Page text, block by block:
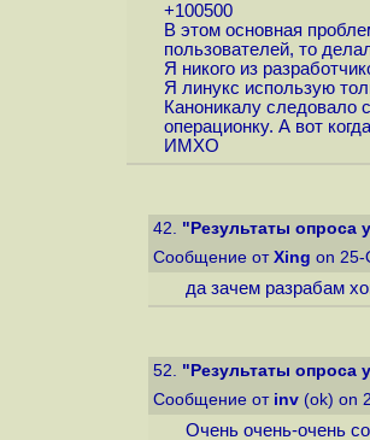
+100500
В этом основная
пользователей, то
Я никого из
Я линукс использую
Каноникалу следовало
операционку. А вот
ИМХО
42. "Результаты опроса
Сообщение от Xing on 25-
да зачем разрабам
52. "Результаты опроса
Сообщение от inv (ok) on
Очень очень-очень